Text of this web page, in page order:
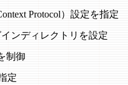
Protocol）設定を指定
インディレクトリを設定
制御
定